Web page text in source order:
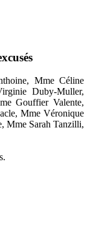
Mme Céline
Duby-Muller,
Gouffier Valente,
Mme Véronique
Mme Sarah Tanzilli,